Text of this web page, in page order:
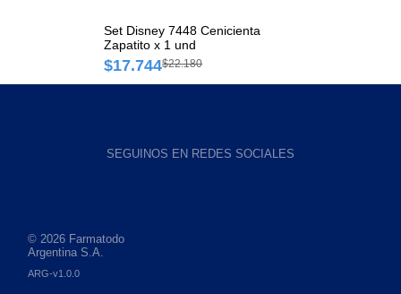
Set Disney 7448 Cenicienta
Zapatito x 1 und
$17.744$22.180
SEGUINOS EN REDES SOCIALES
© 2026 Farmatodo
Argentina S.A.
ARG-v1.0.0